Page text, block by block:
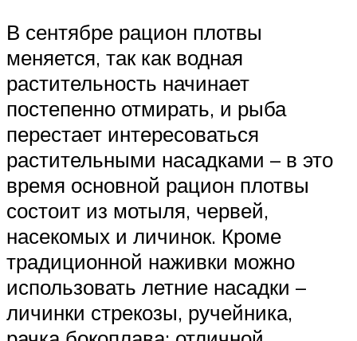
В сентябре рацион плотвы
меняется, так как водная
растительность начинает
постепенно отмирать, и рыба
перестает интересоваться
растительными насадками – в это
время основной рацион плотвы
состоит из мотыля, червей,
насекомых и личинок. Кроме
традиционной наживки можно
использовать летние насадки –
личинки стрекозы, ручейника,